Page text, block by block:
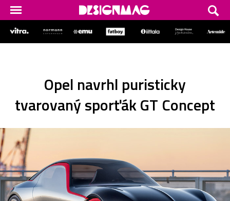
Opel navrhl puristicky
tvarovaný sporťák GT Concept